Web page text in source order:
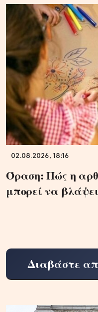
02.08.2026, 18:16
Όραση: Πώς η
μπορεί να
Διαβάστε